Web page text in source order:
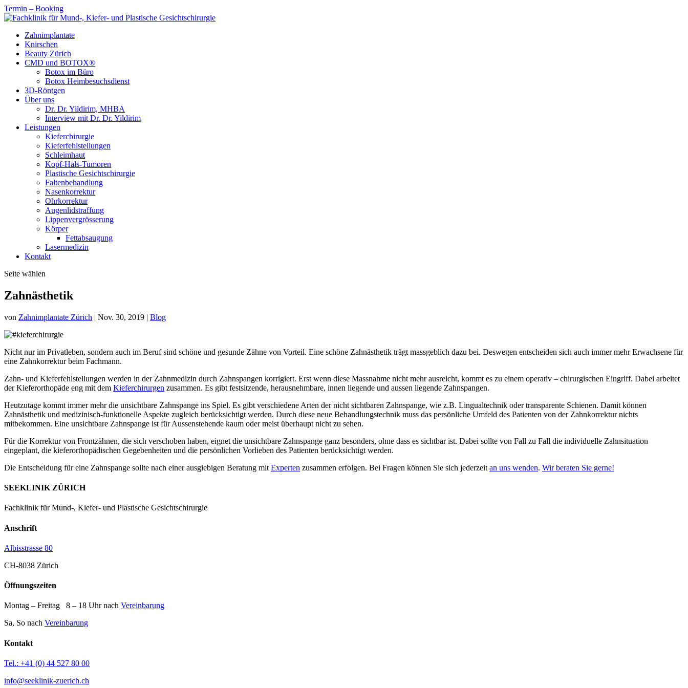
Termin – Booking
Zahnimplantate
Knirschen
Beauty Zürich
CMD und BOTOX®
Botox im Büro
Botox Heimbesuchsdienst
3D-Röntgen
Über uns
Dr. Dr. Yildirim, MHBA
Interview mit Dr. Dr. Yildirim
Leistungen
Kieferchirurgie
Kieferfehlstellungen
Schleimhaut
Kopf-Hals-Tumoren
Plastische Gesichtschirurgie
Faltenbehandlung
Nasenkorrektur
Ohrkorrektur
Augenlidstraffung
Lippenvergrösserung
Körper
Fettabsaugung
Lasermedizin
Kontakt
Seite wählen
Zahnästhetik
von Zahnimplantate Zürich | Nov. 30, 2019 | Blog
Nicht nur im Privatleben, sondern auch im Beruf sind schöne und gesunde Zähne von Vorteil. Eine schöne Zahnästhetik trägt massgeblich dazu bei. Deswegen entscheiden sich auch immer mehr Erwachsene für
eine Zahnkorrektur beim Fachmann.
Zahn- und Kieferfehlstellungen werden in der Zahnmedizin durch Zahnspangen korrigiert. Erst wenn diese Massnahme nicht mehr ausreicht, kommt es zu einem operativ – chirurgischen Eingriff. Dabei arbeitet
der Kieferorthopäde eng mit dem Kieferchirurgen zusammen. Es gibt festsitzende, herausnehmbare, innen liegende und aussen liegende Zahnspangen.
Heutzutage kommt immer mehr die unsichtbare Zahnspange ins Spiel. Es gibt verschiedene Arten der nicht sichtbaren Zahnspange, wie z.B. Lingualtechnik oder transparente Schienen. Damit können
Zahnästhetik und medizinisch-funktionelle Aspekte zugleich berücksichtigt werden. Durch diese neue Behandlungstechnik muss das persönliche Umfeld des Patienten von der Zahnkorrektur nichts
mitbekommen. Eine unsichtbare Zahnspange ist für Aussenstehende kaum oder meist überhaupt nicht zu sehen.
Für die Korrektur von Frontzähnen, die sich verschoben haben, eignet die unsichtbare Zahnspange ganz besonders, ohne dass es sichtbar ist. Dabei sollte von Fall zu Fall die individuelle Zahnsituation
eingeplant, die kieferorthopädischen Gegebenheiten und die persönlichen Vorlieben des Patienten berücksichtigt werden.
Die Entscheidung für eine Zahnspange sollte nach einer ausgiebigen Beratung mit Experten zusammen erfolgen. Bei Fragen können Sie sich jederzeit an uns wenden. Wir beraten Sie gerne!
SEEKLINIK ZÜRICH
Fachklinik für Mund-, Kiefer- und Plastische Gesichtschirurgie
Anschrift
Albisstrasse 80
CH-8038 Zürich
Öffnungszeiten
Montag – Freitag 8 – 18 Uhr nach Vereinbarung
Sa, So nach Vereinbarung
Kontakt
Tel.: +41 (0) 44 527 80 00
info@seeklinik-zuerich.ch